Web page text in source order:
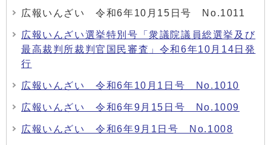
広報いんざい 令和6年10月15日号 No.1011
広報いんざい選挙特別号「衆議院議員総選挙及び
最高裁判所裁判官国民審査」令和6年10月14日発
行
広報いんざい 令和6年10月1日号 No.1010
広報いんざい 令和6年9月15日号 No.1009
広報いんざい 令和6年9月1日号 No.1008